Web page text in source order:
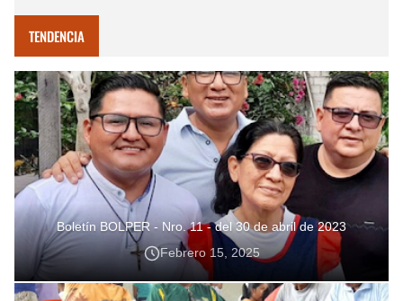
TENDENCIA
Boletín BOLPER - Nro. 11 - del 30 de abril de 2023
Febrero 15, 2025